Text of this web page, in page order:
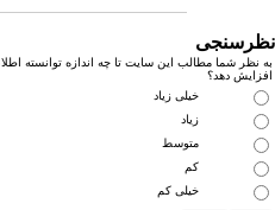
نظر شما مطالب این سایت تا چه اندازه توانسته
دهد؟
خیلی زیاد
زیاد
متوسط
خیلی کم